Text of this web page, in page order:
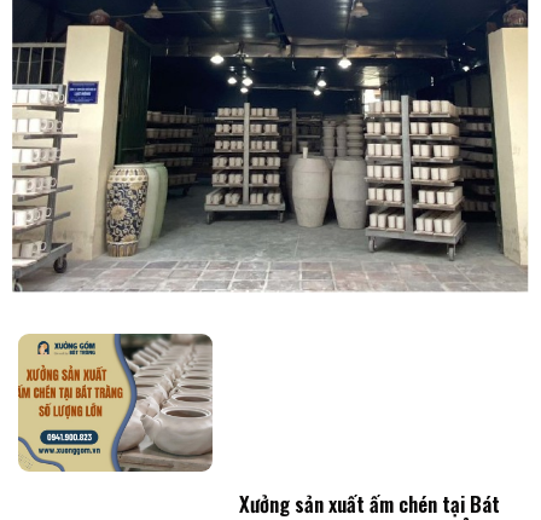
Xưởng sản xuất ấm chén tại Bát